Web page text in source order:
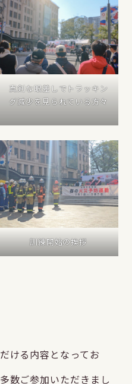
真剣な眼差しでトラッキン
グ減少を見られている方々
訓練開始の挨拶
ける内容となってお
数ご参加いただきまし